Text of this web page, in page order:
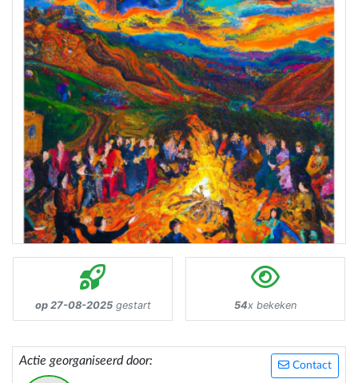
op 27-08-2025gestart 54x bekeken
Contact
Actie georganiseerd door: